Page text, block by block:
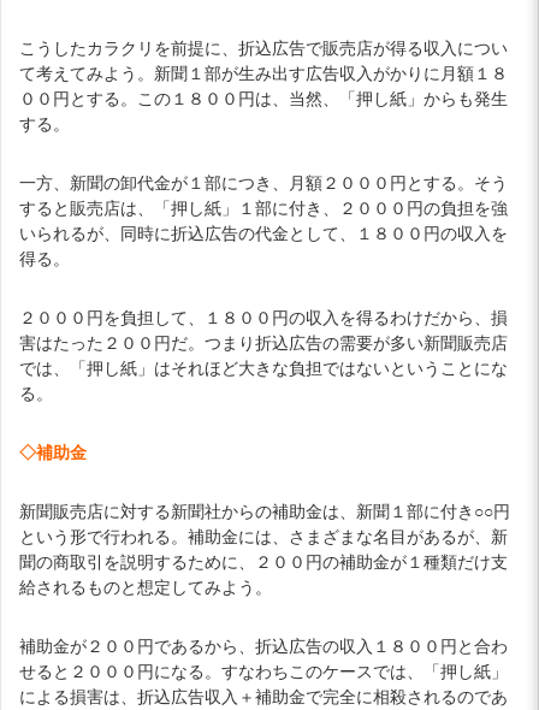
こうしたカラクリを前提に、折込広告で販売店が得る収入につい
て考えてみよう。新聞１部が生み出す広告収入がかりに月額１８
００円とする。この１８００円は、当然、「押し紙」からも発生
する。
一方、新聞の卸代金が１部につき、月額２０００円とする。そう
すると販売店は、「押し紙」１部に付き、２０００円の負担を強
いられるが、同時に折込広告の代金として、１８００円の収入を
得る。
２０００円を負担して、１８００円の収入を得るわけだから、損
害はたった２００円だ。つまり折込広告の需要が多い新聞販売店
では、「押し紙」はそれほど大きな負担ではないということにな
る。
◇補助金
新聞販売店に対する新聞社からの補助金は、新聞１部に付き○○円
という形で行われる。補助金には、さまざまな名目があるが、新
聞の商取引を説明するために、２００円の補助金が１種類だけ支
給されるものと想定してみよう。
補助金が２００円であるから、折込広告の収入１８００円と合わ
せると２０００円になる。すなわちこのケースでは、「押し紙」
による損害は、折込広告収入＋補助金で完全に相殺されるのであ